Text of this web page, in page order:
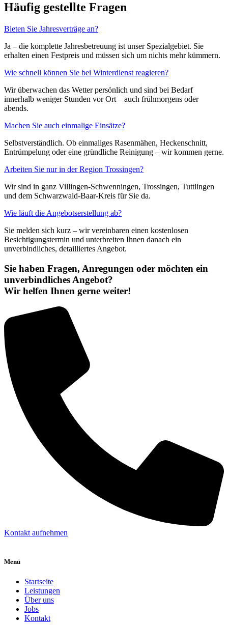
Häufig gestellte Fragen
Bieten Sie Jahresverträge an?
Ja – die komplette Jahresbetreuung ist unser Spezialgebiet. Sie
erhalten einen Festpreis und müssen sich um nichts mehr kümmern.
Wie schnell können Sie bei Winterdienst reagieren?
Wir überwachen das Wetter persönlich und sind bei Bedarf
innerhalb weniger Stunden vor Ort – auch frühmorgens oder
abends.
Machen Sie auch einmalige Einsätze?
Selbstverständlich. Ob einmaliges Rasenmähen, Heckenschnitt,
Entrümpelung oder eine gründliche Reinigung – wir kommen gerne.
Arbeiten Sie nur in der Region Trossingen?
Wir sind in ganz Villingen-Schwenningen, Trossingen, Tuttlingen
und dem Schwarzwald-Baar-Kreis für Sie da.
Wie läuft die Angebotserstellung ab?
Sie melden sich kurz – wir vereinbaren einen kostenlosen
Besichtigungstermin und unterbreiten Ihnen danach ein
unverbindliches, detailliertes Angebot.
Sie haben Fragen, Anregungen oder möchten ein
unverbindliches Angebot?
Wir helfen Ihnen gerne weiter!
Kontakt aufnehmen
Menü
Startseite
Leistungen
Über uns
Jobs
Kontakt